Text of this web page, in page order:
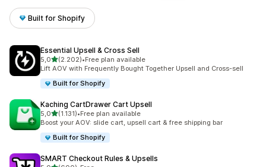
Built for Shopify
Essential Upsell & Cross Sell
5,05 yıldız üzerinden
(2.202)
toplam 2202 değerlendirme
•Free plan available
Lift AOV with Frequently Bought Together Upsell and Cross-sell
Built for Shopify
Kaching CartDrawer Cart Upsell
5,05 yıldız üzerinden
(1.131)
toplam 1131 değerlendirme
•Free plan available
Boost your AOV: slide cart, upsell cart & free shipping bar
Built for Shopify
SMART Checkout Rules & Upsells